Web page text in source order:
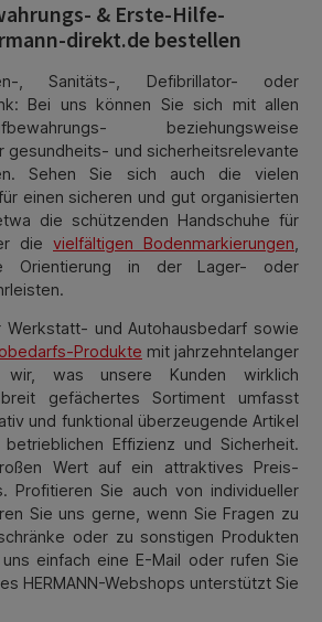
& Erste-Hilfe-
direkt.de bestellen
, Sanitäts-, Defibrillator- oder
Bei uns können Sie sich mit allen
beziehungsweise
gesundheits- und sicherheitsrelevante
Sehen Sie sich auch die vielen
einen sicheren und gut organisierten
die schützenden Handschuhe für
die vielfältigen Bodenmarkierungen
Orientierung in der Lager- oder
Werkstatt- und Autohausbedarf sowie
Produkte mit jahrzehntelanger
wir, was unsere Kunden wirklich
gefächertes Sortiment umfasst
und funktional überzeugende Artikel
Effizienz und Sicherheit.
Wert auf ein attraktives Preis-
Profitieren Sie auch von individueller
Sie uns gerne, wenn Sie Fragen zu
oder zu sonstigen Produkten
einfach eine E-Mail oder rufen Sie
HERMANN-Webshops unterstützt Sie